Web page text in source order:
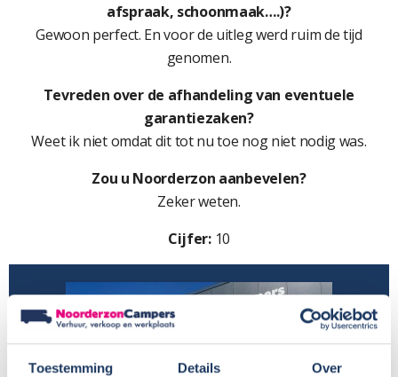
Toestemming Details Over
afspraak, schoonmaak….)?
Gewoon perfect. En voor de uitleg werd ruim de tijd
genomen.
Tevreden over de afhandeling van eventuele
garantiezaken?
Weet ik niet omdat dit tot nu toe nog niet nodig was.
Zou u Noorderzon aanbevelen?
Zeker weten.
Cijfer:10